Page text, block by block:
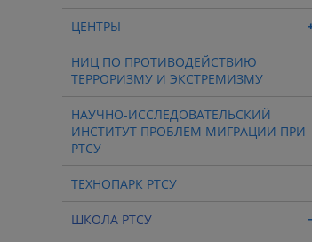
ЦЕНТРЫ
НИЦ ПО ПРОТИВОДЕЙСТВИЮ
ТЕРРОРИЗМУ И ЭКСТРЕМИЗМУ
НАУЧНО-ИССЛЕДОВАТЕЛЬСКИЙ
ИНСТИТУТ ПРОБЛЕМ МИГРАЦИИ ПРИ
РТСУ
ТЕХНОПАРК РТСУ
ШКОЛА РТСУ